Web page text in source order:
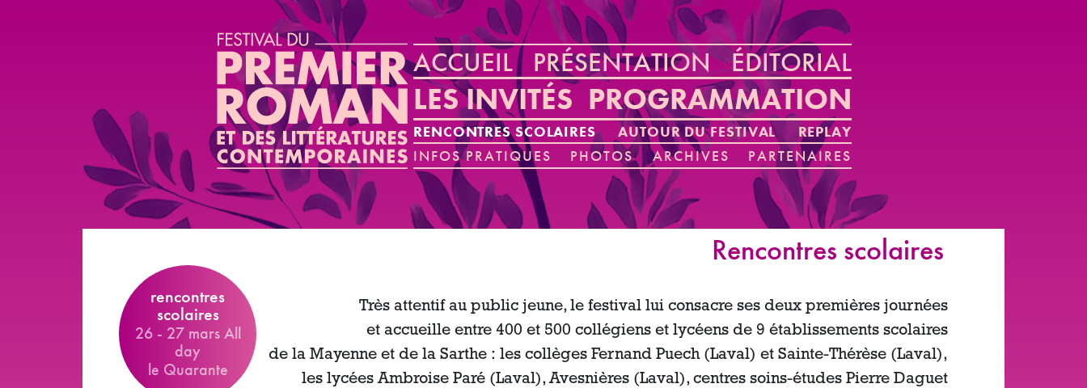
ACCUEIL PRÉSENTATION ÉDITORIAL
LES INVITÉS PROGRAMMATION
RENCONTRES SCOLAIRES AUTOUR DU FESTIVAL
REPLAY
INFOS PRATIQUES
PHOTOS ARCHIVES PARTENAIRES
rencontres
scolaires
26- 27 mars All
day
le Quarante
Rencontres scolaires
Très attentif au public jeune, le festival lui consacre ses deux premières journées
et accueille entre 400 et 500 collégiens et lycéens de 9 établissements scolaires
de la Mayenne et de la Sarthe : les collèges Fernand Puech (Laval) et Sainte-Thérèse (Laval),
les lycées Ambroise Paré (Laval), Avesnières (Laval), centres soins-études Pierre Daguet